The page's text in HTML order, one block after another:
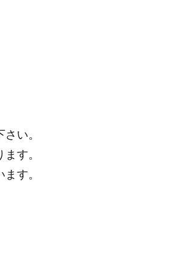
い。
す。
す。